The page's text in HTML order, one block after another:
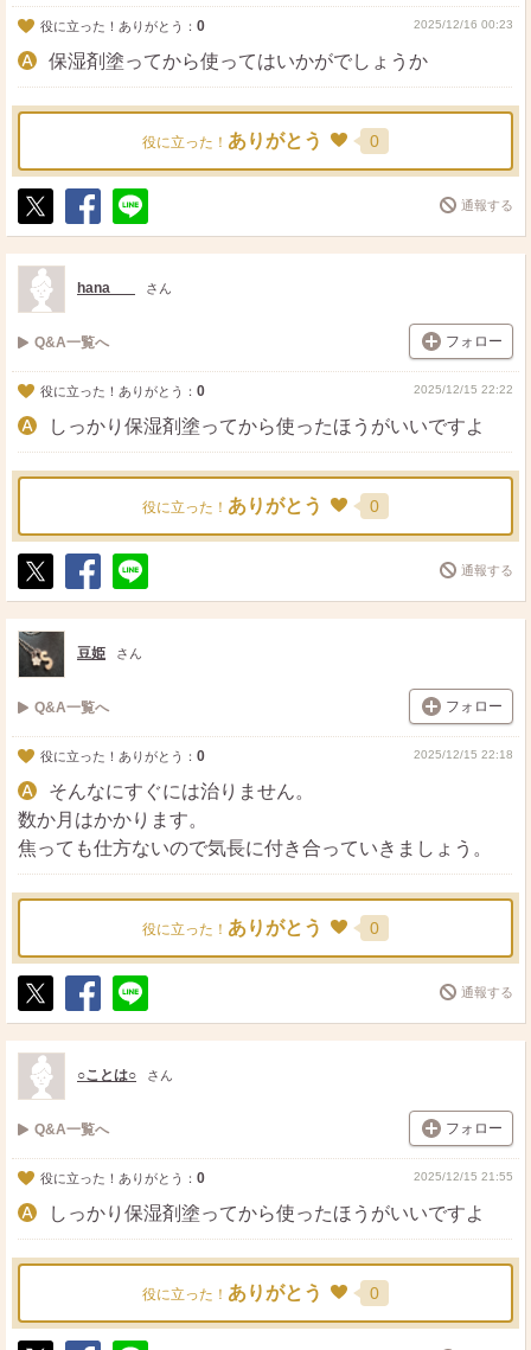
役に立った！ありがとう： 0 2025/12/16 00:23
保湿剤塗ってから使ってはいかがでしょうか
役に立った！ ありがとう 0
ポ
ス
ト
シ
ェ
送
る
通報する
hana___ さん
Q&A一覧へ フォロー
役に立った！ありがとう： 0 2025/12/15 22:22
しっかり保湿剤塗ってから使ったほうがいいですよ
役に立った！ ありがとう 0
ポ
ス
ト
シ
ェ
送
る
通報する
豆姫 さん
Q&A一覧へ フォロー
役に立った！ありがとう： 0 2025/12/15 22:18
そんなにすぐには治りません。
数か月はかかります。
焦っても仕方ないので気長に付き合っていきましょう。
役に立った！ ありがとう 0
ポ
ス
ト
シ
ェ
送
る
通報する
○ことは○ さん
Q&A一覧へ フォロー
役に立った！ありがとう： 0 2025/12/15 21:55
しっかり保湿剤塗ってから使ったほうがいいですよ
役に立った！ ありがとう 0